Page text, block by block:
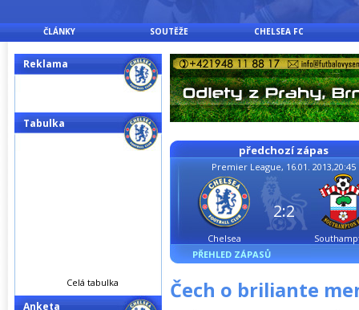
ČLÁNKY SOUTĚŽE CHELSEA FC
předchozí zápas
Premier League, 16.01. 2013,20:45
Chelsea
2:2
PŘEHLED ZÁPASŮ
Čech o briliante
Reklama
Tabulka
Celá tabulka
Anketa